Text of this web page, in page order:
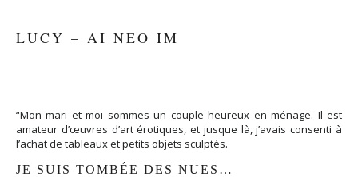
LUCY – AI NEO IM
“Mon mari et moi sommes un couple heureux en ménage. Il est
amateur d’œuvres d’art érotiques, et jusque là, j’avais consenti à
l’achat de tableaux et petits objets sculptés.
JE SUIS TOMBÉE DES NUES…